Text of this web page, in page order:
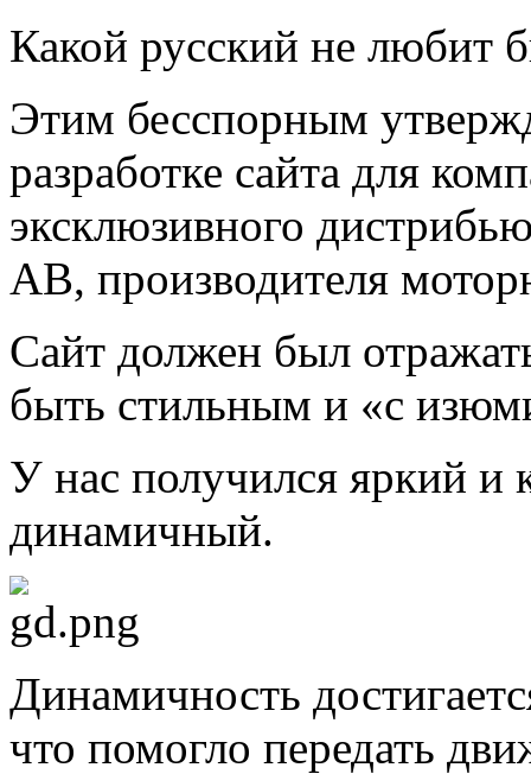
Какой русский не любит
Этим бесспорным
разработке сайта для
эксклюзивного
AB, производителя
Сайт должен был
быть стильным и «с
У нас получился яркий и
динамичный.
Динамичность
что помогло передать